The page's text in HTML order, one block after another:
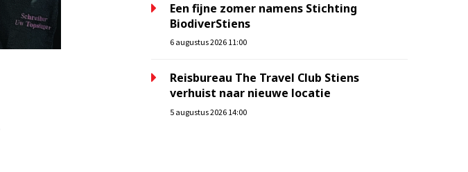
Een fijne zomer namens Stichting
BiodiverStiens
6 augustus 2026 11:00
Reisbureau The Travel Club Stiens
verhuist naar nieuwe locatie
5 augustus 2026 14:00